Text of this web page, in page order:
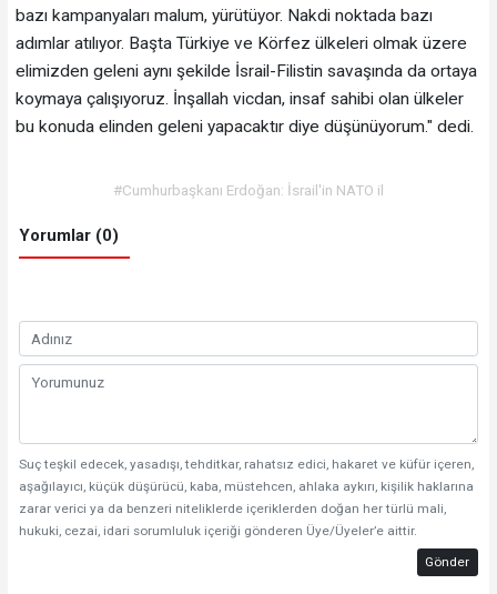
bazı kampanyaları malum, yürütüyor. Nakdi noktada bazı
adımlar atılıyor. Başta Türkiye ve Körfez ülkeleri olmak üzere
elimizden geleni aynı şekilde İsrail-Filistin savaşında da ortaya
koymaya çalışıyoruz. İnşallah vicdan, insaf sahibi olan ülkeler
bu konuda elinden geleni yapacaktır diye düşünüyorum." dedi.
#Cumhurbaşkanı Erdoğan: İsrail'in NATO il
Yorumlar (0)
Suç teşkil edecek, yasadışı, tehditkar, rahatsız edici, hakaret ve küfür içeren,
aşağılayıcı, küçük düşürücü, kaba, müstehcen, ahlaka aykırı, kişilik haklarına
zarar verici ya da benzeri niteliklerde içeriklerden doğan her türlü mali,
hukuki, cezai, idari sorumluluk içeriği gönderen Üye/Üyeler’e aittir.
Gönder